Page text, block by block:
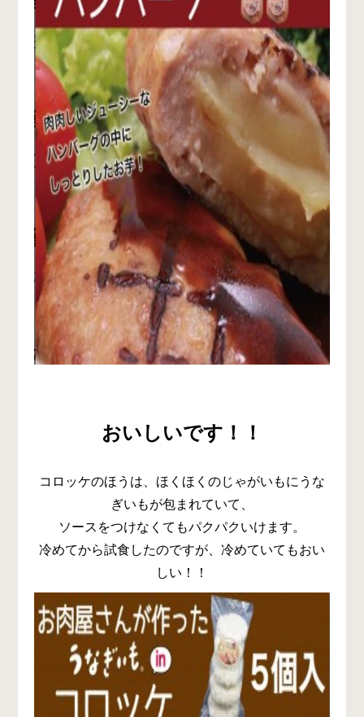
おいしいです！！
コロッケのほうは、ほくほくのじゃがいもにうな
ぎいもが包まれていて、
ソースをつけなくてもパクパクいけます。
冷めてから試食したのですが、冷めていてもおい
しい！！